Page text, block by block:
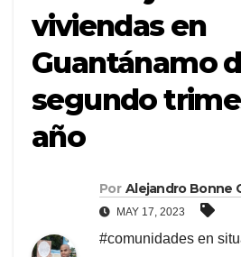
viviendas en
Guantánamo
segundo
año
Por Alejandro Bonne
MAY 17, 2023
#comunidades en